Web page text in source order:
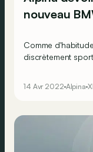
nouveau
Comme
discrètement
14 Avr 2022 Alpina